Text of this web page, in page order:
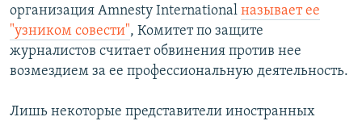
организация Amnesty International называет ее
"узником совести", Комитет по защите
журналистов считает обвинения против нее
возмездием за ее профессиональную деятельность.
Лишь некоторые представители иностранных